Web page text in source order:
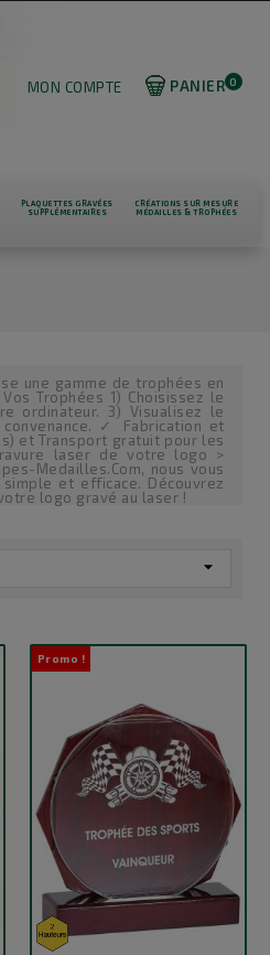
PANIER 0
MON COMPTE
PLAQUETTES GRAVÉES
SUPPLÉMENTAIRES
CRÉATIONS SUR MESURE
MÉDAILLES & TROPHÉES
une gamme de trophées en
Trophées 1) Choisissez le
ordinateur. 3) Visualisez le
✓ Fabrication et
et Transport gratuit pour les
laser de votre logo >
Medailles.Com, nous vous
et efficace. Découvrez
logo gravé au laser !

Promo !